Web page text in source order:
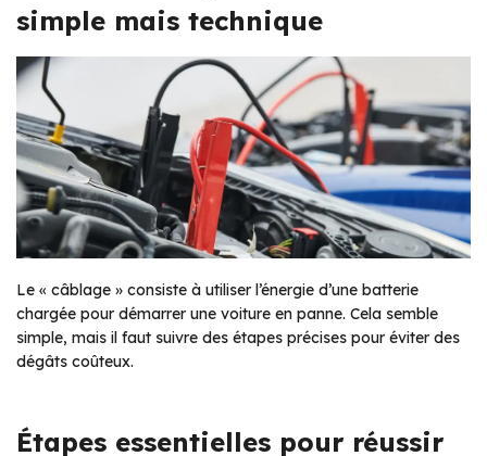
simple mais technique
Le « câblage » consiste à utiliser l’énergie d’une batterie
chargée pour démarrer une voiture en panne. Cela semble
simple, mais il faut suivre des étapes précises pour éviter des
dégâts coûteux.
Étapes essentielles pour réussir